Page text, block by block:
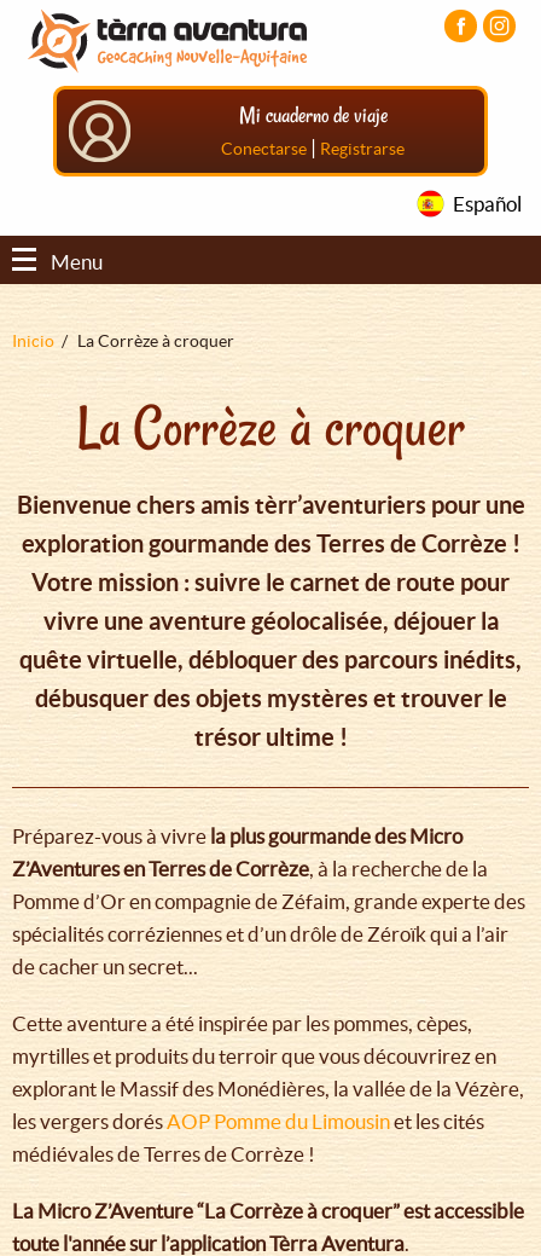
Pasar
contenido
principal
Pasar
menú
principal
Pasar
principal
Mi cuaderno de viaje
Conectarse | Registrarse
Español
Menu
Sobrescribir
ayuda
la
navegación
Inicio La Corrèze à croquer
La Corrèze à croquer
Bienvenue chers amis tèrr’aventuriers pour une
exploration gourmande des Terres de Corrèze !
Votre mission : suivre le carnet de route pour
vivre une aventure géolocalisée, déjouer la
quête virtuelle, débloquer des parcours inédits,
débusquer des objets mystères et trouver le
trésor ultime !
Préparez-vous à vivre la plus gourmande des Micro
Z’Aventures en Terres de Corrèze, à la recherche de la
Pomme d’Or en compagnie de Zéfaim, grande experte des
spécialités corréziennes et d’un drôle de Zéroïk qui a l’air
de cacher un secret...
Cette aventure a été inspirée par les pommes, cèpes,
myrtilles et produits du terroir que vous découvrirez en
explorant le Massif des Monédières, la vallée de la Vézère,
les vergers dorésAOP Pomme du Limousinet les cités
médiévales de Terres de Corrèze !
La Micro Z’Aventure “La Corrèze à croquer” est accessible
toute l'année sur l’application Tèrra Aventura.